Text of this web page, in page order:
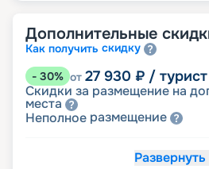
Дополнительные
Как получить скидку
- 30% от 27 930 ₽ / турист
Скидки за размещение на
места
Неполное размещение
₽/ турист
Развернуть